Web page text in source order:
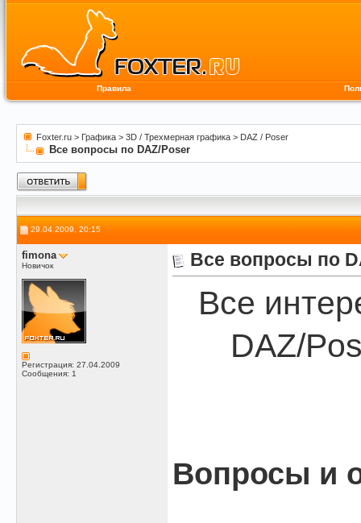
Правила
Foxter.ru > Графика > 3D / Трехмерная графика > DAZ / Poser
Все вопросы по DAZ/Poser
29.04.2009, 20:15
fimona
Новичок
Регистрация: 27.04.2009
Сообщения: 1
Все вопросы по
Все
DAZ/
Вопросы и